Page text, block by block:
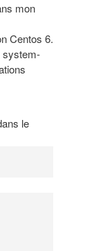
mon
Centos 6.
system-
le